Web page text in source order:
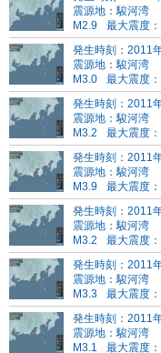
震源地：駿河湾
M2.9
最大震度
発生時刻：2011
震源地：駿河湾
M3.0
最大震度
発生時刻：2011
震源地：駿河湾
M3.2
最大震度
発生時刻：2011
震源地：駿河湾
M3.9
最大震度
発生時刻：2011
震源地：駿河湾
M3.2
最大震度
発生時刻：2011
震源地：駿河湾
M3.3
最大震度
発生時刻：2011
震源地：駿河湾
M3.1
最大震度